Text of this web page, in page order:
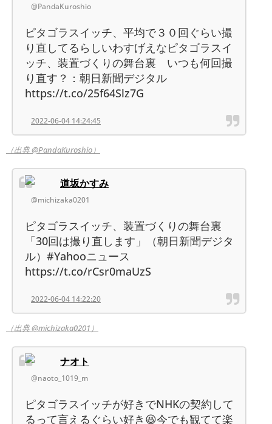
@PandaKuroshio
ピタゴラスイッチ、平均で３０回ぐらい撮
り直してるらしいわすげえなピタゴラスイ
ッチ、装置づくりの舞台裏 いつも何回撮
り直す？：朝日新聞デジタル
https://t.co/25f64Slz7G
2022-06-04 14:24:45
（出典 @PandaKuroshio）
道坂かすみ
@michizaka0201
ピタゴラスイッチ、装置づくりの舞台裏
「30回は撮り直します」（朝日新聞デジタ
ル）#Yahooニュース
https://t.co/rCsr0maUzS
2022-06-04 14:22:20
（出典 @michizaka0201）
ナオト
@naoto_1019_m
ピタゴラスイッチが好きでNHKの契約して
るって言えるぐらい好き😆今でも観てて楽